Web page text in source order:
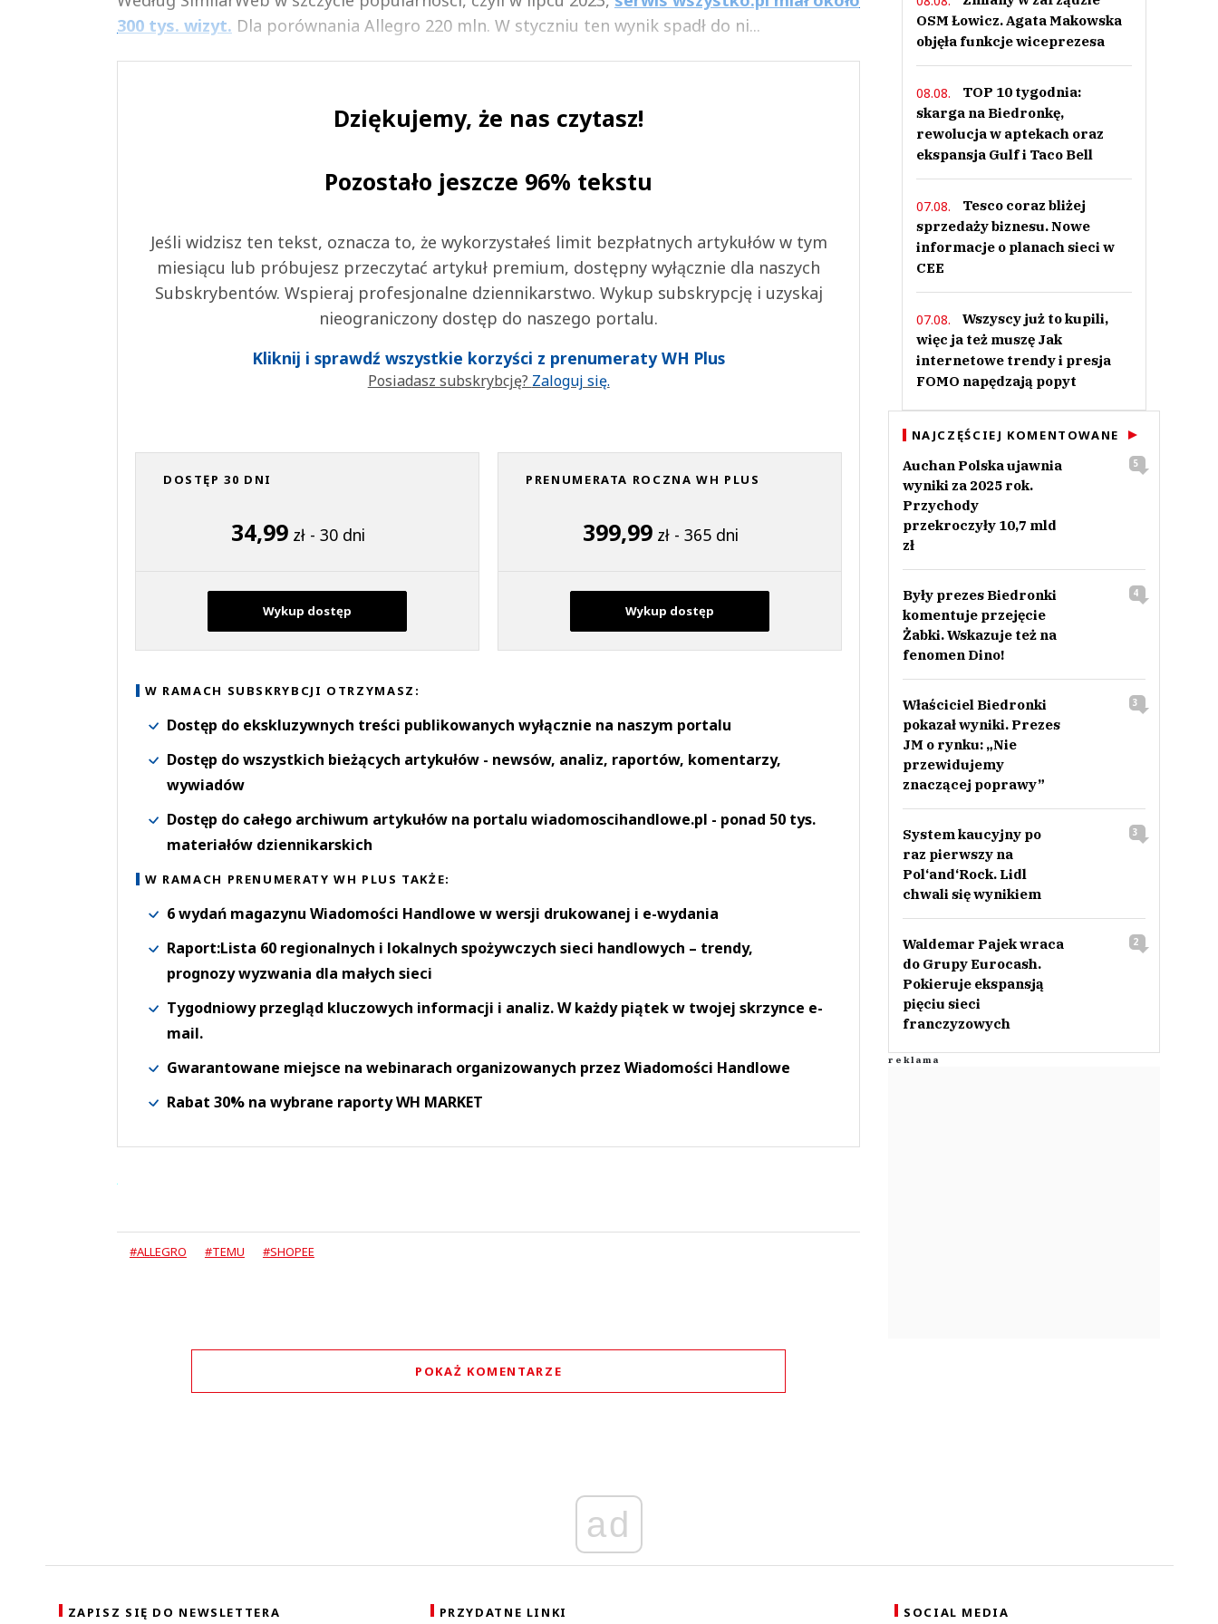
300 tys. wizyt. Dla porównania Allegro 220 mln. W styczniu ten wynik spadł do ni...
Dziękujemy, że nas czytasz!
Pozostało jeszcze 96% tekstu
Jeśli widzisz ten tekst, oznacza to, że wykorzystałeś limit bezpłatnych artykułów w tym
miesiącu lub próbujesz przeczytać artykuł premium, dostępny wyłącznie dla naszych
Subskrybentów. Wspieraj profesjonalne dziennikarstwo. Wykup subskrypcję i uzyskaj
nieograniczony dostęp do naszego portalu.
Kliknij i sprawdź wszystkie korzyści z prenumeraty WH Plus
Posiadasz subskrybcję? Zaloguj się.
DOSTĘP 30 DNI
34,99 zł - 30 dni
Wykup dostęp
PRENUMERATA ROCZNA WH PLUS
399,99 zł - 365 dni
Wykup dostęp
W RAMACH SUBSKRYBCJI OTRZYMASZ:
Dostęp do ekskluzywnych treści publikowanych wyłącznie na naszym portalu
Dostęp do wszystkich bieżących artykułów - newsów, analiz, raportów, komentarzy,
wywiadów
Dostęp do całego archiwum artykułów na portalu wiadomoscihandlowe.pl - ponad 50 tys.
materiałów dziennikarskich
W RAMACH PRENUMERATY WH PLUS TAKŻE:
6 wydań magazynu Wiadomości Handlowe w wersji drukowanej i e-wydania
Raport:Lista 60 regionalnych i lokalnych spożywczych sieci handlowych – trendy,
prognozy wyzwania dla małych sieci
Tygodniowy przegląd kluczowych informacji i analiz. W każdy piątek w twojej skrzynce e-
mail.
Gwarantowane miejsce na webinarach organizowanych przez Wiadomości Handlowe
Rabat 30% na wybrane raporty WH MARKET
#ALLEGRO #TEMU #SHOPEE
POKAŻ KOMENTARZE
OSM Łowicz. Agata Makowska
objęła funkcje wiceprezesa
08.08.
TOP 10 tygodnia:
skarga na Biedronkę,
rewolucja w aptekach oraz
ekspansja Gulf i Taco Bell
07.08.
Tesco coraz bliżej
sprzedaży biznesu. Nowe
informacje o planach sieci w
CEE
07.08.
Wszyscy już to kupili,
więc ja też muszę Jak
internetowe trendy i presja
FOMO napędzają popyt
NAJCZĘŚCIEJ KOMENTOWANE
Auchan Polska ujawnia
wyniki za 2025 rok.
Przychody
przekroczyły 10,7 mld
zł
5
Były prezes Biedronki
komentuje przejęcie
Żabki. Wskazuje też na
fenomen Dino!
4
Właściciel Biedronki
pokazał wyniki. Prezes
JM o rynku: „Nie
przewidujemy
znaczącej poprawy”
3
System kaucyjny po
raz pierwszy na
Pol‘and‘Rock. Lidl
chwali się wynikiem
3
Waldemar Pajek wraca
do Grupy Eurocash.
Pokieruje ekspansją
pięciu sieci
franczyzowych
2
ad
ZAPISZ SIĘ DO NEWSLETTERA PRZYDATNE LINKI SOCIAL MEDIA